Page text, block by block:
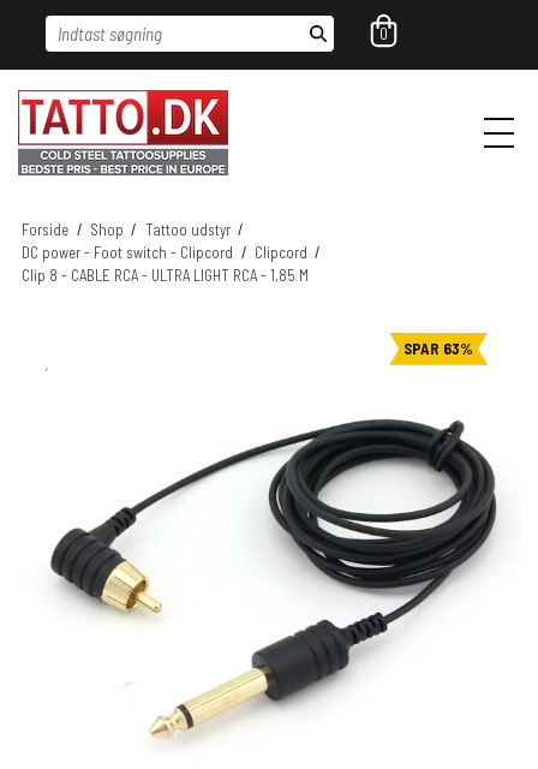
Indtast søgning 0
Forside / Shop / Tattoo udstyr /
DC power - Foot switch - Clipcord / Clipcord /
Clip 8 - CABLE RCA - ULTRA LIGHT RCA - 1,85 M
SPAR 63%